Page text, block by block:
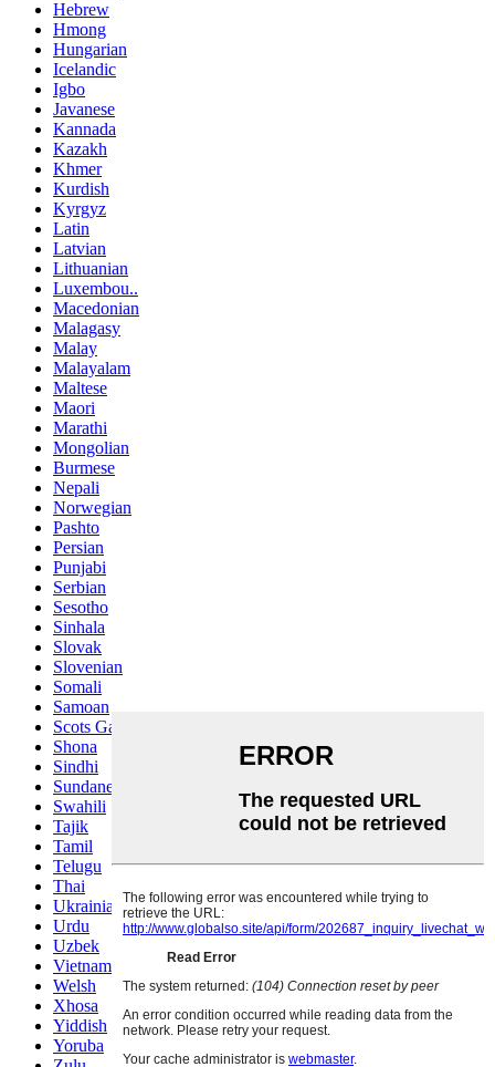
Hebrew
Hmong
Hungarian
Icelandic
Igbo
Javanese
Kannada
Kazakh
Khmer
Kurdish
Kyrgyz
Latin
Latvian
Lithuanian
Luxembou..
Macedonian
Malagasy
Malay
Malayalam
Maltese
Maori
Marathi
Mongolian
Burmese
Nepali
Norwegian
Pashto
Persian
Punjabi
Serbian
Sesotho
Sinhala
Slovak
Slovenian
Somali
Samoan
Scots Gaelic
Shona
Sindhi
Sundanese
Swahili
Tajik
Tamil
Telugu
Thai
Ukrainian
Urdu
Uzbek
Vietnamese
Welsh
Xhosa
Yiddish
Yoruba